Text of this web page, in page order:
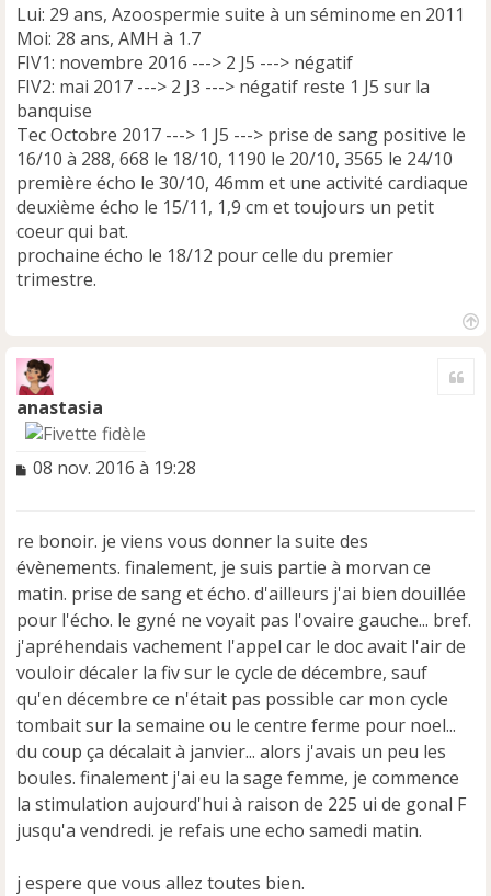
Lui: 29 ans, Azoospermie suite à un séminome en 2011
Moi: 28 ans, AMH à 1.7
FIV1: novembre 2016 ---> 2 J5 ---> négatif
FIV2: mai 2017 ---> 2 J3 ---> négatif reste 1 J5 sur la
banquise
Tec Octobre 2017 ---> 1 J5 ---> prise de sang positive le
16/10 à 288, 668 le 18/10, 1190 le 20/10, 3565 le 24/10
première écho le 30/10, 46mm et une activité cardiaque
deuxième écho le 15/11, 1,9 cm et toujours un petit
coeur qui bat.
prochaine écho le 18/12 pour celle du premier
trimestre.
anastasia
M
a
g
e
n
o
n
l
u
08 nov. 2016 à 19:28
re bonoir. je viens vous donner la suite des
évènements. finalement, je suis partie à morvan ce
matin. prise de sang et écho. d'ailleurs j'ai bien douillée
pour l'écho. le gyné ne voyait pas l'ovaire gauche... bref.
j'apréhendais vachement l'appel car le doc avait l'air de
vouloir décaler la fiv sur le cycle de décembre, sauf
qu'en décembre ce n'était pas possible car mon cycle
tombait sur la semaine ou le centre ferme pour noel...
du coup ça décalait à janvier... alors j'avais un peu les
boules. finalement j'ai eu la sage femme, je commence
la stimulation aujourd'hui à raison de 225 ui de gonal F
jusqu'a vendredi. je refais une echo samedi matin.
j espere que vous allez toutes bien.